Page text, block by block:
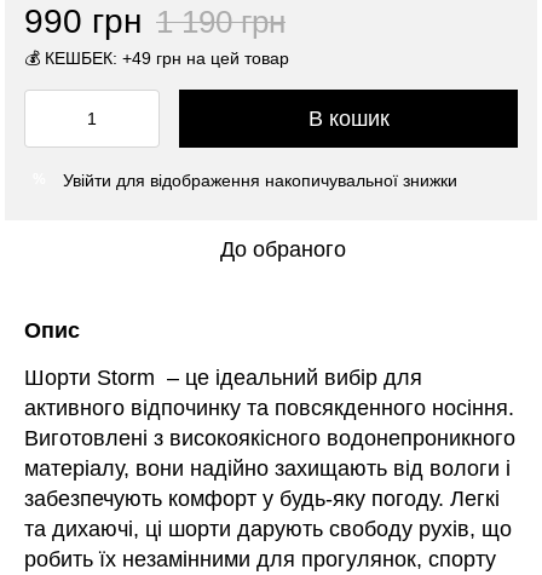
990 грн 1 190 грн
💰 КЕШБЕК: +49 грн на цей товар
В кошик
Увійти для відображення накопичувальної знижки
До обраного
Опис
Шорти Storm – це ідеальний вибір для
активного відпочинку та повсякденного носіння.
Виготовлені з високоякісного водонепроникного
матеріалу, вони надійно захищають від вологи і
забезпечують комфорт у будь-яку погоду. Легкі
та дихаючі, ці шорти дарують свободу рухів, що
робить їх незамінними для прогулянок, спорту